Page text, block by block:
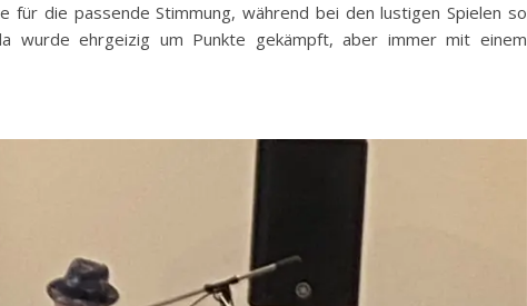
die passende Stimmung, während bei den lustigen Spielen so
wurde ehrgeizig um Punkte gekämpft, aber immer mit einem